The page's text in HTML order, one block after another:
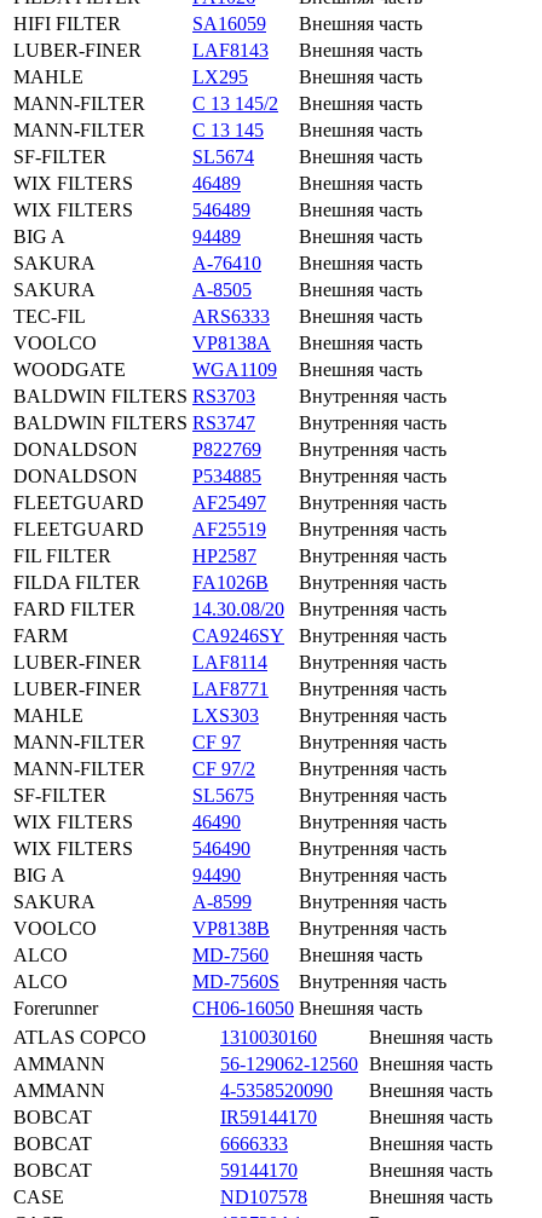
HIFI FILTER
SA16059
Внешняя часть
LUBER-FINER
LAF8143
Внешняя часть
MAHLE
LX295
Внешняя часть
MANN-FILTER
C 13 145/2
Внешняя часть
MANN-FILTER
C 13 145
Внешняя часть
SF-FILTER
SL5674
Внешняя часть
WIX FILTERS
46489
Внешняя часть
WIX FILTERS
546489
Внешняя часть
BIG A
94489
Внешняя часть
SAKURA
A-76410
Внешняя часть
SAKURA
A-8505
Внешняя часть
TEC-FIL
ARS6333
Внешняя часть
VOOLCO
VP8138A
Внешняя часть
WOODGATE
WGA1109
Внешняя часть
BALDWIN FILTERS RS3703
Внутренняя часть
BALDWIN FILTERS RS3747
Внутренняя часть
DONALDSON
P822769
Внутренняя часть
DONALDSON
P534885
Внутренняя часть
FLEETGUARD
AF25497
Внутренняя часть
FLEETGUARD
AF25519
Внутренняя часть
FIL FILTER
HP2587
Внутренняя часть
FILDA FILTER
FA1026B
Внутренняя часть
FARD FILTER
14.30.08/20
Внутренняя часть
FARM
CA9246SY
Внутренняя часть
LUBER-FINER
LAF8114
Внутренняя часть
LUBER-FINER
LAF8771
Внутренняя часть
MAHLE
LXS303
Внутренняя часть
MANN-FILTER
CF 97
Внутренняя часть
MANN-FILTER
CF 97/2
Внутренняя часть
SF-FILTER
SL5675
Внутренняя часть
WIX FILTERS
46490
Внутренняя часть
WIX FILTERS
546490
Внутренняя часть
BIG A
94490
Внутренняя часть
SAKURA
A-8599
Внутренняя часть
VOOLCO
VP8138B
Внутренняя часть
ALCO
MD-7560
Внешняя часть
ALCO
MD-7560S
Внутренняя часть
Forerunner
CH06-16050 Внешняя часть
ATLAS COPCO
1310030160
Внешняя часть
AMMANN
56-129062-12560 Внешняя часть
AMMANN
4-5358520090
Внешняя часть
BOBCAT
IR59144170
Внешняя часть
BOBCAT
6666333
Внешняя часть
BOBCAT
59144170
Внешняя часть
CASE
ND107578
Внешняя часть